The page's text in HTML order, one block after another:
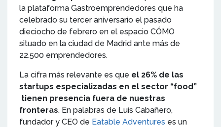
la plataforma Gastroemprendedores que ha
celebrado su tercer aniversario el pasado
dieciocho de febrero en el espacio CÓMO
situado en la ciudad de Madrid ante más de
22.500 emprendedores.
La cifra más relevante es que el 26% de las
startups especializadas en el sector “food”
tienen presencia fuera de nuestras
fronteras. En palabras de Luis Cabañero,
fundador y CEO de Eatable Adventures es un